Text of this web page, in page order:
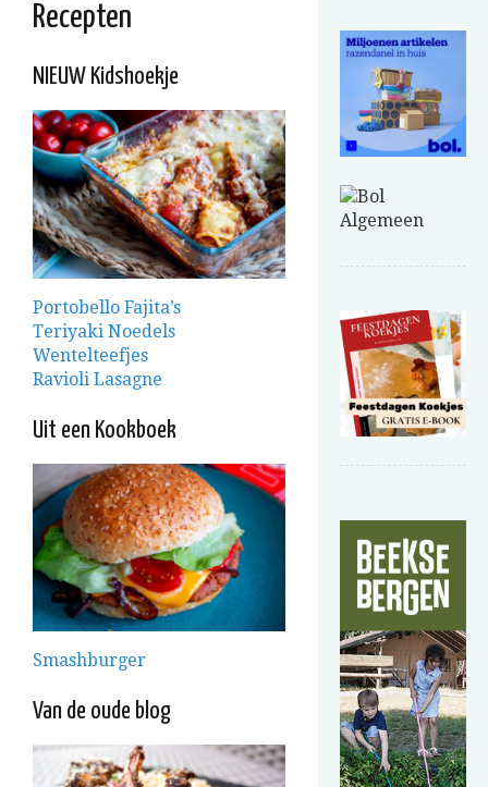
Recepten
NIEUW Kidshoekje
Portobello Fajita’s
Teriyaki Noedels
Wentelteefjes
Ravioli Lasagne
Uit een Kookboek
Smashburger
Van de oude blog